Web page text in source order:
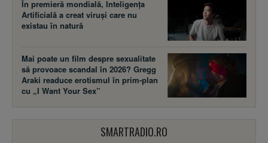
În premieră mondială, Inteligența
Artificială a creat viruși care nu
existau în natură
Mai poate un film despre sexualitate
să provoace scandal în 2026? Gregg
Araki readuce erotismul în prim-plan
cu „I Want Your Sex”
SMARTRADIO.RO